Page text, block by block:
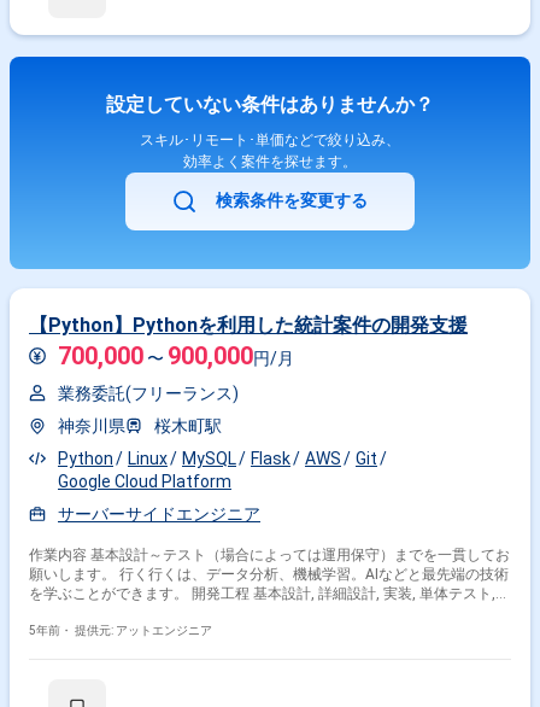
-------------------------------------- ※弊社では、法人、請負いの案件は取り扱っておりま
設定していない条件はありませんか？
スキル･リモート･単価などで絞り込み、
効率よく案件を探せます。
検索条件を変更する
【Python】Pythonを利用した統計案件の開発支援
700,000 〜 900,000円/月
業務委託(フリーランス)
神奈川県
桜木町駅
Python
Linux MySQL Flask AWS
Git
Google Cloud Platform
サーバーサイドエンジニア
作業内容 基本設計～テスト（場合によっては運用保守）までを一貫してお
願いします。 行く行くは、データ分析、機械学習。AIなどと最先端の技術
を学ぶことができます。 開発工程 基本設計, 詳細設計, 実装, 単体テスト,
5年前・ 提供元: アットエンジニア